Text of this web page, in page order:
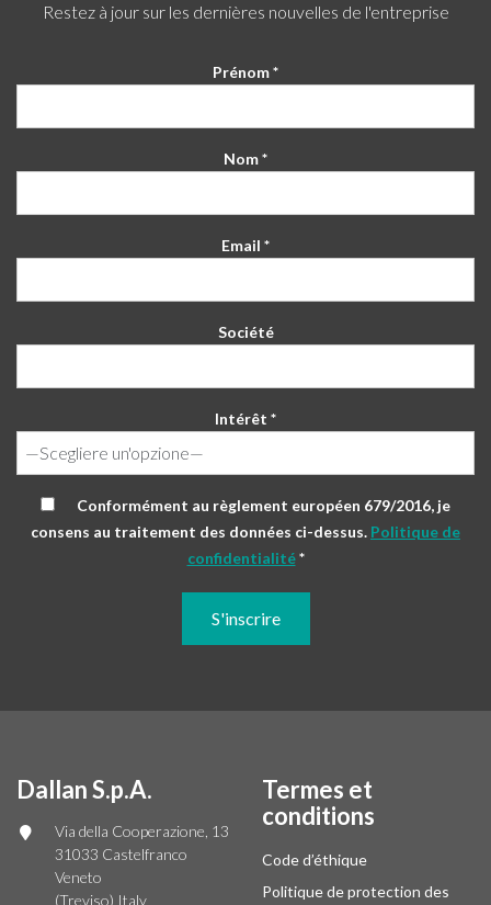
Restez à jour sur les dernières nouvelles de l'entreprise
Prénom *
Nom *
Email *
Société
Intérêt *
Conformément au règlement européen 679/2016, je
consens au traitement des données ci-dessus. Politique de
confidentialité*
Dallan S.p.A.
Via della Cooperazione, 13
31033 Castelfranco
Veneto
(Treviso) Italy
Termes et
conditions
Code d’éthique
Politique de protection des